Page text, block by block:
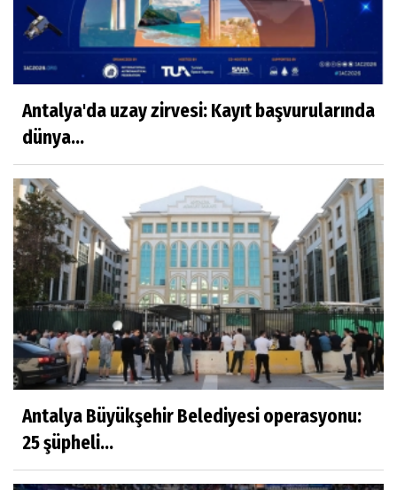
Antalya'da uzay zirvesi: Kayıt başvurularında
dünya...
Antalya Büyükşehir Belediyesi operasyonu:
25 şüpheli...